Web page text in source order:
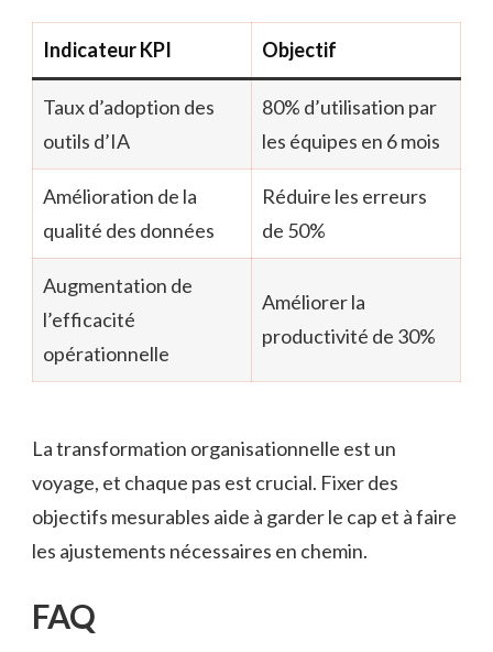
Indicateur KPI Objectif
Taux d’adoption des
outils d’IA
80% d’utilisation par
les équipes en 6 mois
Amélioration de la
qualité des données
Réduire les erreurs
de 50%
Augmentation de
l’efficacité
opérationnelle
Améliorer la
productivité de 30%
La transformation organisationnelle est un
voyage, et chaque pas est crucial. Fixer des
objectifs mesurables aide à garder le cap et à faire
les ajustements nécessaires en chemin.
FAQ